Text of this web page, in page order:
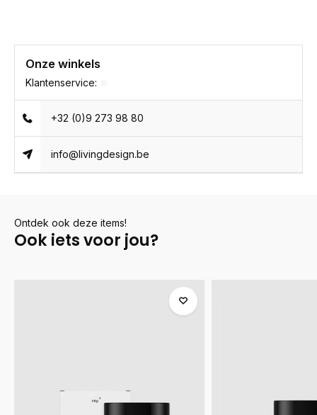
Onze winkels
Klantenservice:
+32 (0)9 273 98 80
info@livingdesign.be
Ontdek ook deze items!
Ook iets voor jou?